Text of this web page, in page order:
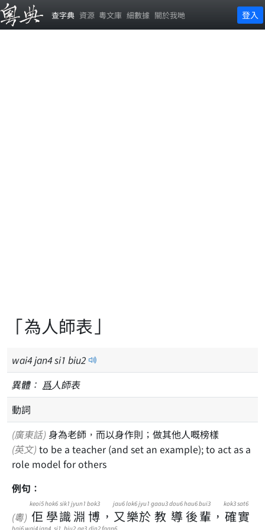
查字典 資源 粵文庫 細數據 關於我哋 登入
「為人師表」
wai4jan4si1 biu2
異體： 爲人師表
動詞
(廣東話) 身為老師，而以身作則；做其他人嘅榜樣
(英文)
role model for others
例句：
(粵) 佢
keoi5
學
hok6
識
sik1
淵
jyun1
博
bok3
， 又
jau6
樂
lok6
於
jyu1
教
gaau3
導
dou6
後
hau6
輩
bui3
， 確
kok3
實
sat6
hai6wai4jan4 si1 biu2 ge3 din2faan6